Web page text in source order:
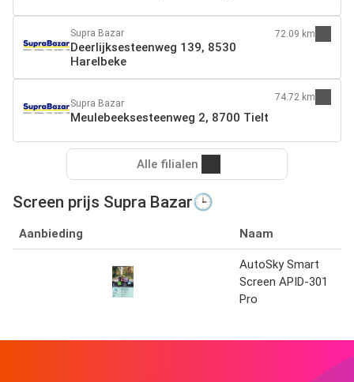
Supra Bazar
Deerlijksesteenweg 139, 8530
Harelbeke
72.09 km
Supra Bazar
Meulebeeksesteenweg 2, 8700 Tielt
74.72 km
Alle filialen
Screen prijs Supra Bazar🕒
Aanbieding Naam
AutoSky Smart
Screen APID-301
Pro